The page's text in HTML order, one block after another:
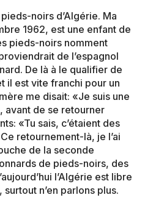
noirs d’Algérie. Ma
1962, est une enfant de
pieds-noirs nomment
de l’espagnol
De là à le qualifier de
il est vite franchi pour un
me disait: «Je suis une
avant de se retourner
«Tu sais, c’étaient des
retournement-là, je l’ai
de la seconde
de pieds-noirs, des
l’Algérie est libre
n’en parlons plus.